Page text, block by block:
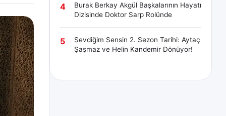
4
Burak Berkay Akgül Başkalarının Hayatı
Dizisinde Doktor Sarp Rolünde
5
Sevdiğim Sensin 2. Sezon Tarihi: Aytaç
Şaşmaz ve Helin Kandemir Dönüyor!